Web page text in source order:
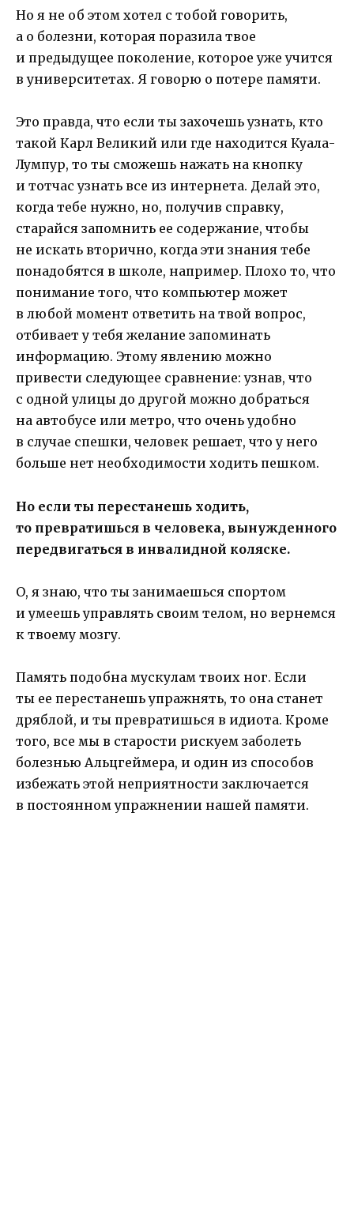
Но я не об этом хотел с тобой говорить,
а о болезни, которая поразила твое
и предыдущее поколение, которое уже учится
в университетах. Я говорю о потере памяти.
Это правда, что если ты захочешь узнать, кто
такой Карл Великий или где находится Куала-
Лумпур, то ты сможешь нажать на кнопку
и тотчас узнать все из интернета. Делай это,
когда тебе нужно, но, получив справку,
старайся запомнить ее содержание, чтобы
не искать вторично, когда эти знания тебе
понадобятся в школе, например. Плохо то, что
понимание того, что компьютер может
в любой момент ответить на твой вопрос,
отбивает у тебя желание запоминать
информацию. Этому явлению можно
привести следующее сравнение: узнав, что
с одной улицы до другой можно добраться
на автобусе или метро, что очень удобно
в случае спешки, человек решает, что у него
больше нет необходимости ходить пешком.
Но если ты перестанешь ходить,
то превратишься в человека, вынужденного
передвигаться в инвалидной коляске.
О, я знаю, что ты занимаешься спортом
и умеешь управлять своим телом, но вернемся
к твоему мозгу.
Память подобна мускулам твоих ног. Если
ты ее перестанешь упражнять, то она станет
дряблой, и ты превратишься в идиота. Кроме
того, все мы в старости рискуем заболеть
болезнью Альцгеймера, и один из способов
избежать этой неприятности заключается
в постоянном упражнении нашей памяти.